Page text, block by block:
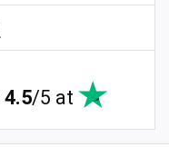
4.5/5 at